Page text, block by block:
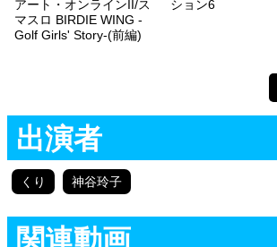
アート・オンラインII/ス
マスロ BIRDIE WING -
Golf Girls' Story-(前編)
ション6
出演者
くり 神谷玲子
関連動画